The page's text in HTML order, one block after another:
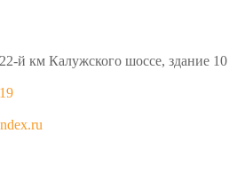
й км Калужского шоссе, здание 10